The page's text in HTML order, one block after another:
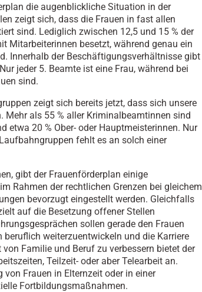
die augenblickliche Situation in der
zeigt sich, dass die Frauen in fast allen
sind. Lediglich zwischen 12,5 und 15 % der
Mitarbeiterinnen besetzt, während genau ein
Innerhalb der Beschäftigungsverhältnisse gibt
jeder 5. Beamte ist eine Frau, während bei
sind.
zeigt sich bereits jetzt, dass sich unsere
Mehr als 55 % aller Kriminalbeamtinnen sind
etwa 20 % Ober- oder Hauptmeisterinnen. Nur
fehlt es an solch einer
gibt der Frauenförderplan einige
Rahmen der rechtlichen Grenzen bei gleichem
bevorzugt eingestellt werden. Gleichfalls
auf die Besetzung offener Stellen
sollen gerade den Frauen
beruflich weiterzuentwickeln und die Karriere
Familie und Beruf zu verbessern bietet der
Teilzeit- oder aber Telearbeit an.
Frauen in Elternzeit oder in einer
Fortbildungsmaßnahmen.